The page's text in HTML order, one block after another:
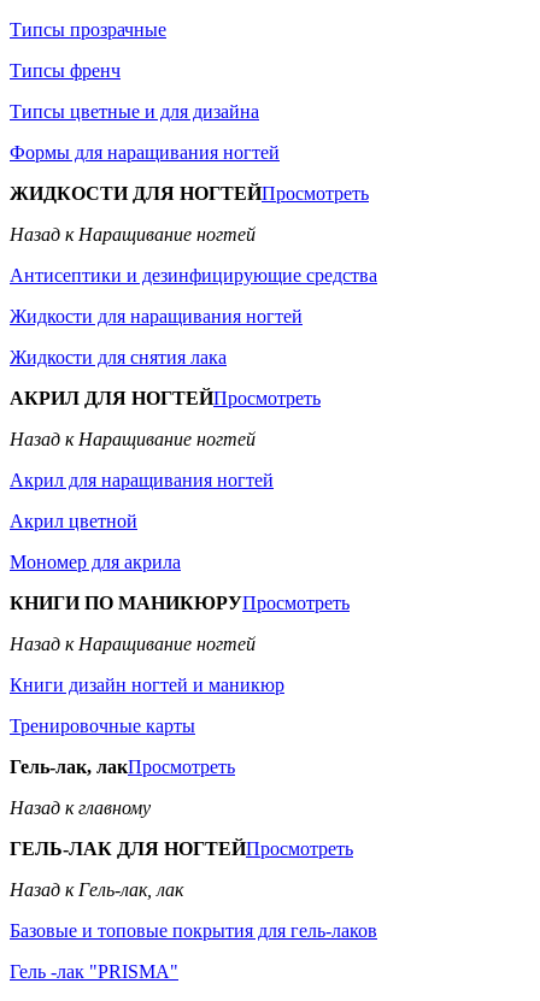
Типсы прозрачные
Типсы френч
Типсы цветные и для дизайна
Формы для наращивания ногтей
ЖИДКОСТИ ДЛЯ НОГТЕЙПросмотреть
Назад к Наращивание ногтей
Антисептики и дезинфицирующие средства
Жидкости для наращивания ногтей
Жидкости для снятия лака
АКРИЛ ДЛЯ НОГТЕЙПросмотреть
Назад к Наращивание ногтей
Акрил для наращивания ногтей
Акрил цветной
Мономер для акрила
КНИГИ ПО МАНИКЮРУПросмотреть
Назад к Наращивание ногтей
Книги дизайн ногтей и маникюр
Тренировочные карты
Гель-лак, лакПросмотреть
Назад к главному
ГЕЛЬ-ЛАК ДЛЯ НОГТЕЙПросмотреть
Назад к Гель-лак, лак
Базовые и топовые покрытия для гель-лаков
Гель -лак "PRISMA"